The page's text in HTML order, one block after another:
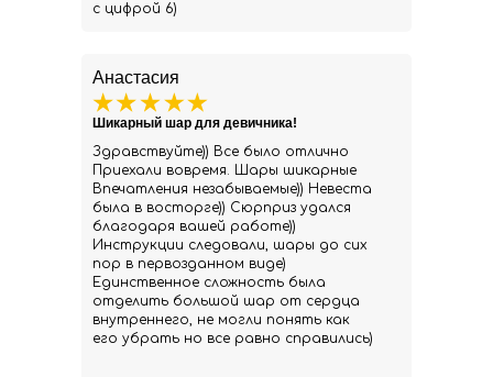
с цифрой 6)
Анастасия
Здравствуйте)) Все было отлично
Приехали вовремя. Шары шикарные
Впечатления незабываемые)) Невеста
была в восторге)) Сюрприз удался
благодаря вашей работе))
Инструкции следовали, шары до сих
пор в первозданном виде)
Единственное сложность была
отделить большой шар от сердца
внутреннего, не могли понять как
его убрать но все равно справились)
Шикарный шар для девичника!